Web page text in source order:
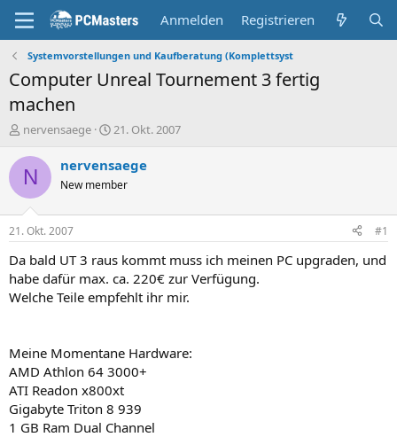
Anmelden Registrieren
Systemvorstellungen und Kaufberatung (Komplettsyst
Computer Unreal Tournement 3 fertig
machen
E
s
e
r
nervensaege
E
s
e
t
a
21. Okt. 2007
N nervensaege
New member
21. Okt. 2007 #1
Da bald UT 3 raus kommt muss ich meinen PC upgraden, und
habe dafür max. ca. 220€ zur Verfügung.
Welche Teile empfehlt ihr mir.
Meine Momentane Hardware:
AMD Athlon 64 3000+
ATI Readon x800xt
Gigabyte Triton 8 939
1 GB Ram Dual Channel